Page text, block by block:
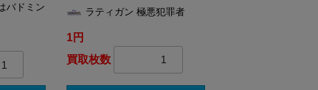
バドミン
ラティガン 極悪犯罪者
1円
買取枚数